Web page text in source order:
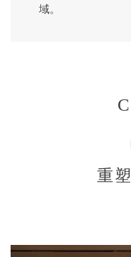
域。
重